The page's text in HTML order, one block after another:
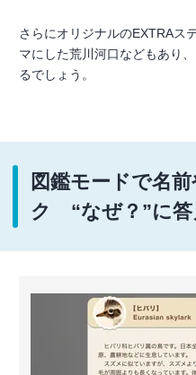
さらにオリジナルのEXTRAス
マにした荒川河口などもあり
るでしょう。
図鑑モードで名
ク “なぜ？”に答